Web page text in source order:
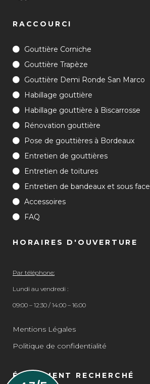
RACCOURCI
Gouttière Corniche
Gouttière Trapèze
Gouttière Demi Ronde San Marco
Habillage gouttière
Habillage gouttière à Biscarrosse
Rénovation gouttière
Pose de gouttières à Bordeaux
Entretien de gouttières
Entretien de toitures
Entretien de bandeaux et sous face
Accessoires
FAQ
HORAIRES D'OUVERTURE
Par téléphone:
Lundi au vendredi :
09:00 – 12:30 / 14:00 – 16:00
Mentions Légales
Politique de confidentialité
ÉGALEMENT RECHERCHÉ